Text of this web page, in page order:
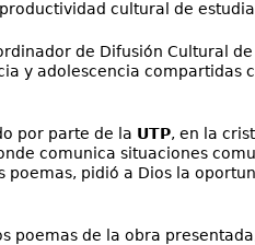
cultural de
de Difusión Cultural de
y adolescencia compartidas
por parte de la UTP, en la
comunica situaciones
pidió a Dios la
poemas de la obra